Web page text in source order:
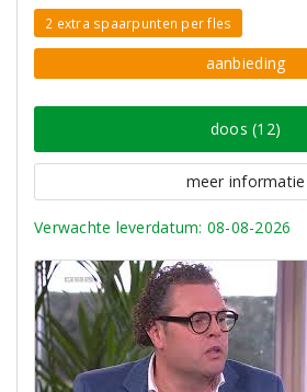
2 extra spaarpunten per fles
aanbieding
doos (12)
meer informatie
Verwachte leverdatum: 08-08-2026